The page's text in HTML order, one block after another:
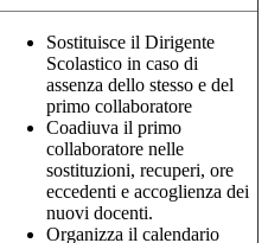
Sostituisce il Dirigente
Scolastico in caso di
assenza dello stesso e del
primo collaboratore
Coadiuva il primo
collaboratore nelle
sostituzioni, recuperi, ore
eccedenti e accoglienza dei
nuovi docenti.
Organizza il calendario